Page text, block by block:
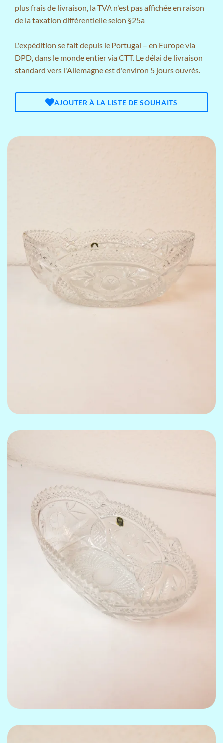
plusfrais de livraison, la TVA n'est pas affichée en raison
de la taxation différentielle selon §25a
L'expédition se fait depuis le Portugal – en Europe via
DPD, dans le monde entier via CTT. Le délai de livraison
standard vers l'Allemagne est d'environ 5 jours ouvrés.
AJOUTER À LA LISTE DE SOUHAITS